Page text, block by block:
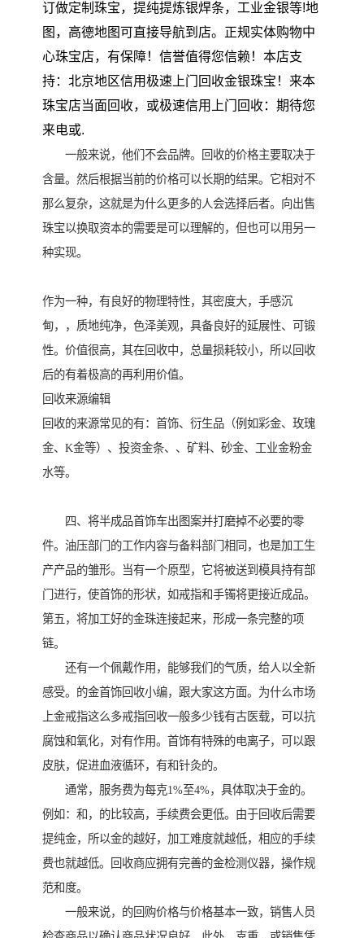
订做定制珠宝，提纯提炼银焊条，工业金银等!地
图，高德地图可直接导航到店。正规实体购物中
心珠宝店，有保障！信誉值得您信赖！本店支
持：北京地区信用极速上门回收金银珠宝！来本
珠宝店当面回收，或极速信用上门回收：期待您
来电或.
一般来说，他们不会品牌。回收的价格主要取决于
含量。然后根据当前的价格可以长期的结果。它相对不
那么复杂，这就是为什么更多的人会选择后者。向出售
珠宝以换取资本的需要是可以理解的，但也可以用另一
种实现。
作为一种，有良好的物理特性，其密度大，手感沉
甸，，质地纯净，色泽美观，具备良好的延展性、可锻
性。价值很高，其在回收中，总量损耗较小，所以回收
后的有着极高的再利用价值。
回收来源编辑
回收的来源常见的有：首饰、衍生品（例如彩金、玫瑰
金、K金等）、投资金条、、矿料、砂金、工业金粉金
水等。
四、将半成品首饰车出图案并打磨掉不必要的零
件。油压部门的工作内容与备料部门相同，也是加工生
产产品的雏形。当有一个原型，它将被送到模具持有部
门进行，使首饰的形状，如戒指和手镯将更接近成品。
第五，将加工好的金珠连接起来，形成一条完整的项
链。
还有一个佩戴作用，能够我们的气质，给人以全新
感受。的金首饰回收小编，跟大家这方面。为什么市场
上金戒指这么多戒指回收一般多少钱有古医载，可以抗
腐蚀和氧化，对有作用。首饰有特殊的电离子，可以跟
皮肤，促进血液循环，有和针灸的。
通常，服务费为每克1%至4%，具体取决于金的。
例如：和，的比较高，手续费会更低。由于回收后需要
提纯金，所以金的越好，加工难度就越低，相应的手续
费也就越低。回收商应拥有完善的金检测仪器，操作规
范和度。
一般来说，的回购价格与价格基本一致，销售人员